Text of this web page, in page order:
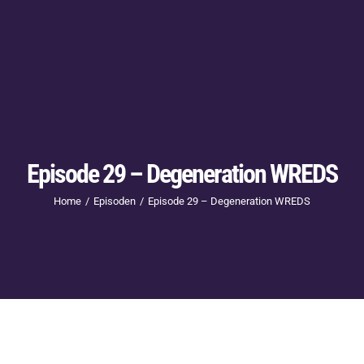
Episode 29 – Degeneration WREDS
Home Episoden Episode 29 – Degeneration WREDS